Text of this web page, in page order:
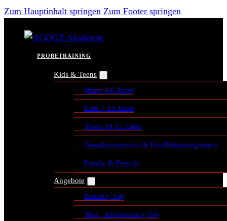
Zum Hauptinhalt springen Zum Footer springen
PROBETRAINING
Kids & Teens
Minis 3-6 Jahre
Kids 7-10 Jahre
Teens 10-13 Jahre
Gewaltprävention & Konfliktmanagement
Family & Friends
Angebote
Boxen (+14)
Thai,- Kickboxen (+14)